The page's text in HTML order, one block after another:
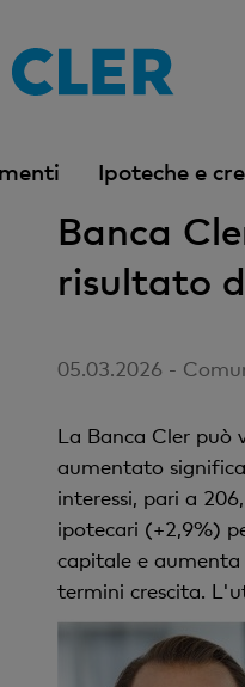
Ipoteche e
Banca
risultato
05.03.2026 -
La Banca Cler può
aumentato
interessi, pari a
ipotecari (+2,9%)
capitale e aumenta
termini crescita.